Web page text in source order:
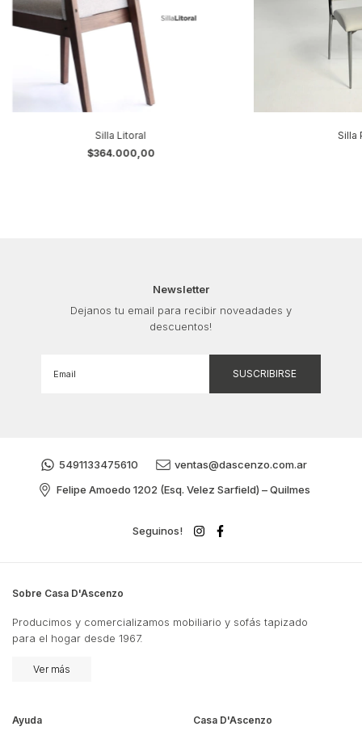
Silla Litoral
$364.000,00
Silla
Newsletter
Dejanos tu email para recibir noveadades y
descuentos!
5491133475610
ventas@dascenzo.com.ar
Felipe Amoedo 1202 (Esq. Velez Sarfield) – Quilmes
Seguinos!
Sobre Casa D'Ascenzo
Producimos y comercializamos mobiliario y sofás tapizado
para el hogar desde 1967.
Ver más
Ayuda Casa D'Ascenzo